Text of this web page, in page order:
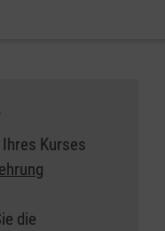
Kurses
die